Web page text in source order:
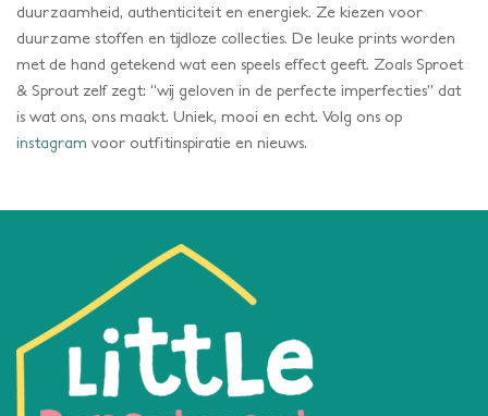
duurzaamheid, authenticiteit en energiek. Ze kiezen voor
duurzame stoffen en tijdloze collecties. De leuke prints worden
met de hand getekend wat een speels effect geeft. Zoals Sproet
& Sprout zelf zegt: “wij geloven in de perfecte imperfecties” dat
is wat ons, ons maakt. Uniek, mooi en echt. Volg ons op
instagram voor outfitinspiratie en nieuws.